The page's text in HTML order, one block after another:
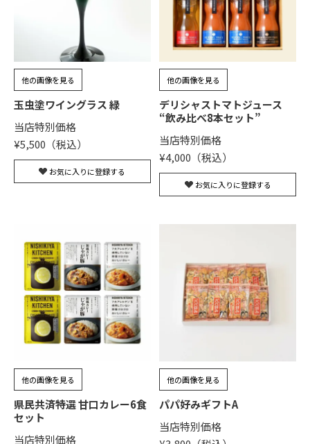
他の画像を見る
玉虫塗ワイングラス 緑
当店特別価格
¥5,500
お気に入りに登録する
他の画像を見る
デリシャストマトジュース
“飲み比べ8本セット”
当店特別価格
¥4,000
お気に入りに登録する
他の画像を見る
県民共済特選 甘口カレー6食
セット
当店特別価格
他の画像を見る
パパ好みギフトA
当店特別価格